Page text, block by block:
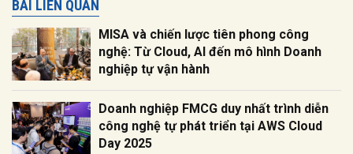
BÀI LIÊN QUAN
MISA và chiến lược tiên phong công
nghệ: Từ Cloud, AI đến mô hình Doanh
nghiệp tự vận hành
Doanh nghiệp FMCG duy nhất trình diễn
công nghệ tự phát triển tại AWS Cloud
Day 2025